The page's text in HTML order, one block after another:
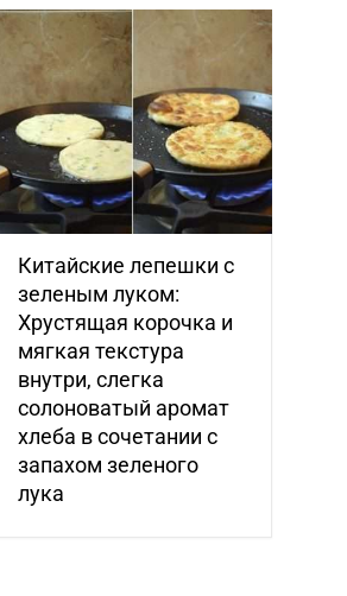
Китайские лепешки с
зеленым луком:
Хрустящая корочка и
мягкая текстура
внутри, слегка
солоноватый аромат
хлеба в сочетании с
запахом зеленого
лука